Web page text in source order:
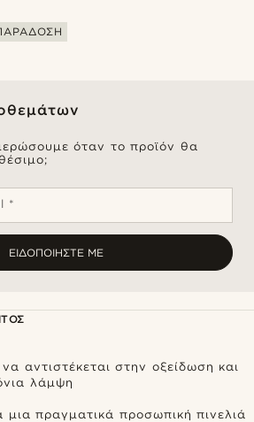
όταν το προϊόν θα
*
ΕΙΔΟΠΟΙΉΣΤΕ ΜΕ
αντιστέκεται στην οξείδωση και
λάμψη
πραγματικά προσωπική πινελιά